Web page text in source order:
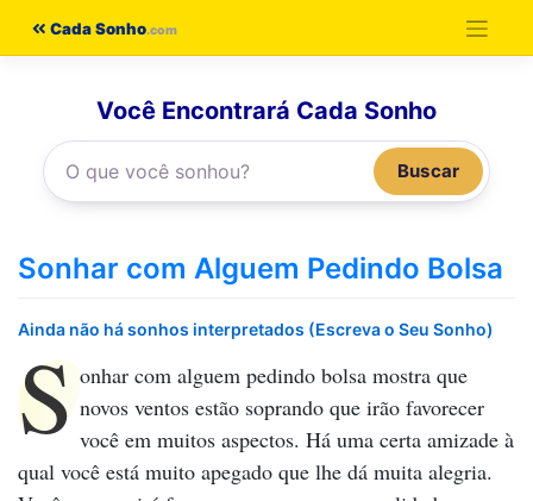
Cada Sonho
Você Encontrará Cada Sonho
Buscar
Sonhar com Alguem Pedindo Bolsa
Ainda não há sonhos interpretados (Escreva o Seu Sonho)
S onhar com alguem pedindo bolsa mostra que
novos ventos estão soprando que irão favorecer
você em muitos aspectos. Há uma certa amizade à
qual você está muito apegado que lhe dá muita alegria.